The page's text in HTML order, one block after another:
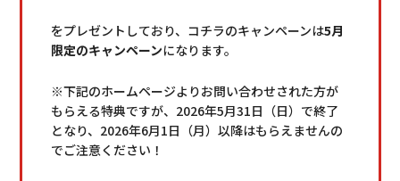
をプレゼントしており、コチラのキャンペーンは5月
限定のキャンペーンになります。
※下記のホームページよりお問い合わせされた方が
もらえる特典ですが、2026年5月31日（日）で終了
となり、2026年6月1日（月）以降はもらえませんの
でご注意ください！